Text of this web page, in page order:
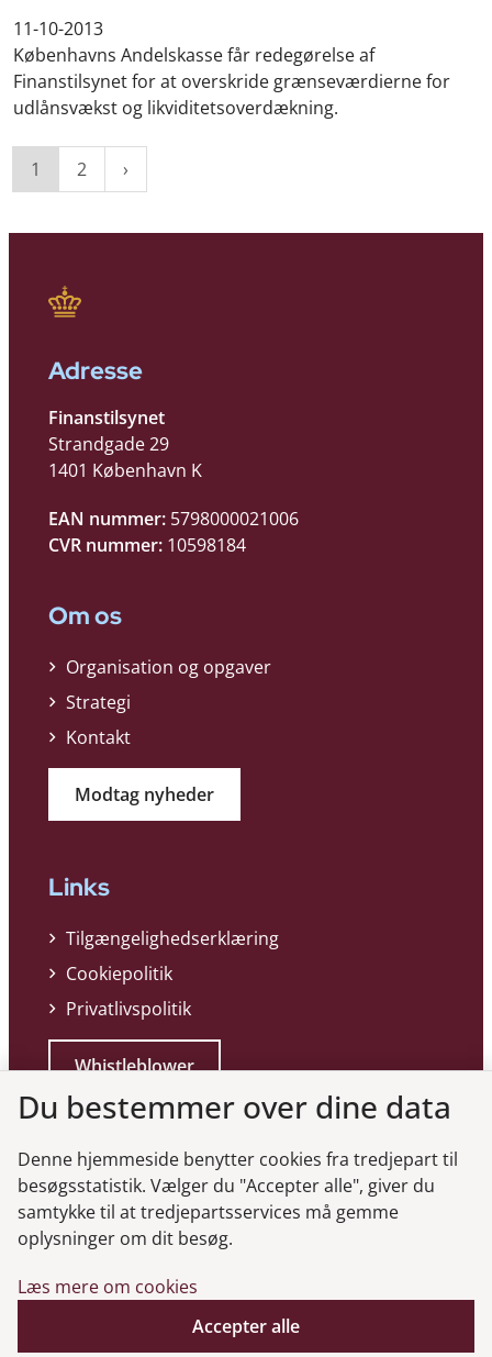
11-10-2013
Københavns Andelskasse får redegørelse af
Finanstilsynet for at overskride grænseværdierne for
udlånsvækst og likviditetsoverdækning.
1 2
Adresse
Finanstilsynet
Strandgade 29
1401 København K
EAN nummer: 5798000021006
CVR nummer: 10598184
Om os
Organisation og opgaver
Strategi
Kontakt
Modtag nyheder
Links
Tilgængelighedserklæring
Cookiepolitik
Privatlivspolitik
Whistleblower
Genveje
Gå til virksomhedsregisteret
Gå til selskabsmeddelelser
Du bestemmer over dine data
Denne hjemmeside benytter cookies fra tredjepart til
besøgsstatistik. Vælger du "Accepter alle", giver du
samtykke til at tredjepartsservices må gemme
oplysninger om dit besøg.
Læs mere om cookies
Accepter alle